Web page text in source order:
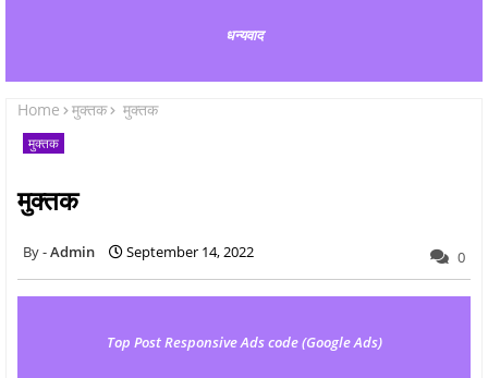
धन्यवाद
Home मुक्तक मुक्तक
मुक्तक
मुक्तक
Admin September 14, 2022 0
Top Post Responsive Ads code (Google Ads)